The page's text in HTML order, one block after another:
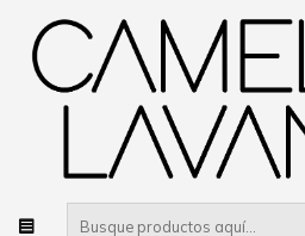
Inicio Jardinería Productos para el jardín